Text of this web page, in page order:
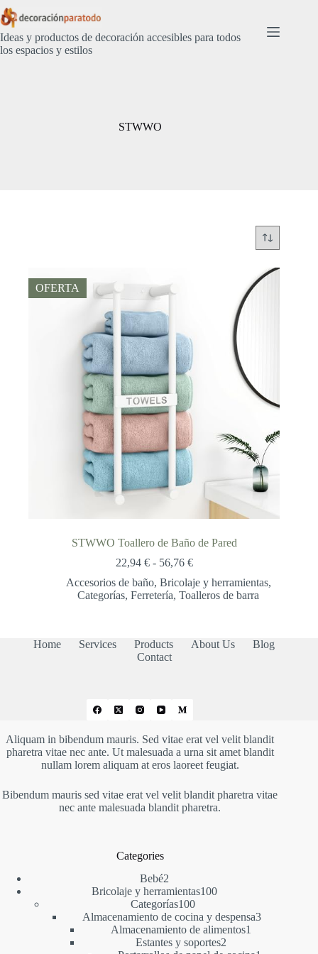
Saltar
al
contenido
Ideas y productos de decoración accesibles para todos
los espacios y estilos
STWWO
OFERTA
STWWO Toallero de Baño de Pared
22,94 € - 56,76 €Rango
precios:
desde
56,76 €
Accesorios de baño, Bricolaje y herramientas,
Categorías,Ferretería,Toalleros de barra
Home Services Products About Us
Blog
Contact
Aliquam in bibendum mauris. Sed vitae erat vel velit blandit
pharetra vitae nec ante. Ut malesuada a urna sit amet blandit
nullam lorem aliquam at eros laoreet feugiat.
Bibendum mauris sed vitae erat vel velit blandit pharetra vitae
nec ante malesuada blandit pharetra.
Categories
Bebé22
productos
Bricolaje y herramientas100100
Categorías100100
productos
Almacenamiento de cocina y despensa33
Almacenamiento de alimentos1
Estantes y soportes22